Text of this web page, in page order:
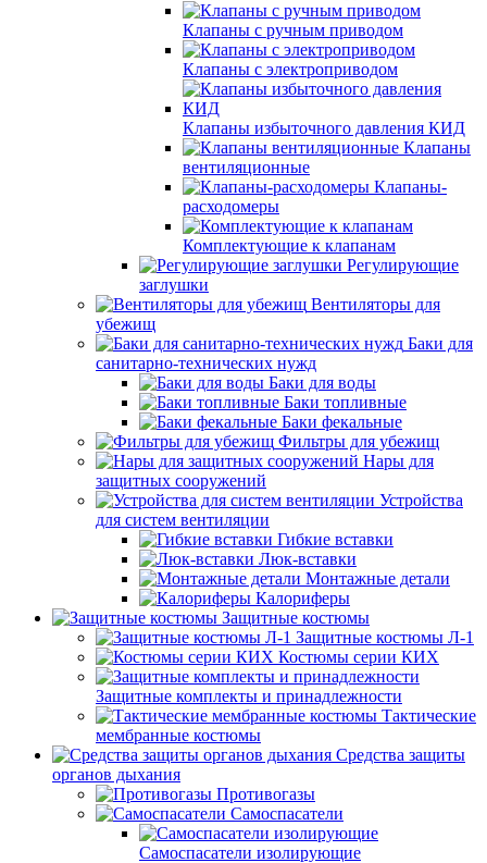
Клапаны с ручным приводом
Клапаны с электроприводом
Клапаны избыточного давления КИД
Клапаны
вентиляционные
Клапаны-
расходомеры
Комплектующие к клапанам
Регулирующие
заглушки
Вентиляторы для
убежищ
Баки для
санитарно-технических нужд
Баки для воды
Баки топливные
Баки фекальные
Фильтры для убежищ
Нары для
защитных сооружений
Устройства
для систем вентиляции
Гибкие вставки
Люк-вставки
Монтажные детали
Калориферы
Защитные костюмы
Защитные костюмы Л-1
Костюмы серии КИХ
Защитные комплекты и принадлежности
Тактические
мембранные костюмы
Средства защиты
органов дыхания
Противогазы
Самоспасатели
Самоспасатели изолирующие